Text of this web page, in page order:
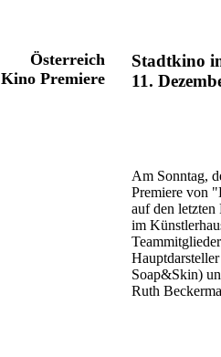
Österreich
Kino Premiere
Stadtkino
11.
Am Sonntag,
Premiere von
auf den
im
Soap&Skin)
Ruth